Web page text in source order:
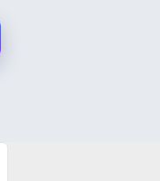
menu da conta